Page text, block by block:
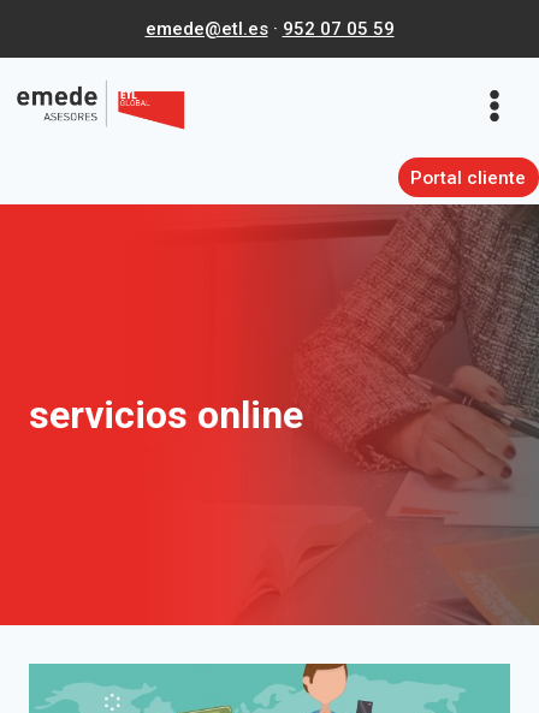
al
contenido
emede@etl.es· 952 07 05 59
Portal cliente
servicios online